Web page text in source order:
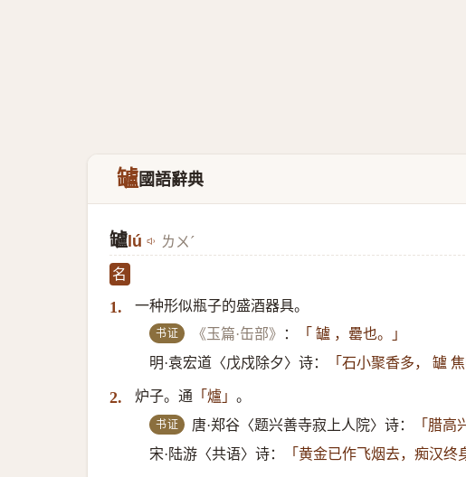
罏國語辭典
罏 lú ㄌㄨˊ
名
1. 一种形似瓶子的盛酒器具。
书证 《玉篇·缶部》 ：
「 罏 ，罍也。」
明·袁宏道〈戊戍除夕〉诗：
「石小聚香多， 罏
2. 炉子。通 「爐」 。
书证 唐·郑谷〈题兴善寺寂上人院〉诗：
「腊高
宋·陆游〈共语〉诗：
「黄金已作飞烟去，痴汉终